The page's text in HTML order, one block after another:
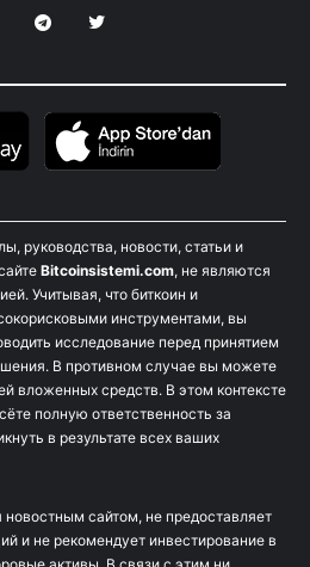
руководства, новости, статьи и
Bitcoinsistemi.com, не являются
Учитывая, что биткоин и
инструментами, вы
исследование перед принятием
В противном случае вы можете
вложенных средств. В этом контексте
полную ответственность за
в результате всех ваших
новостным сайтом, не предоставляет
и не рекомендует инвестирование в